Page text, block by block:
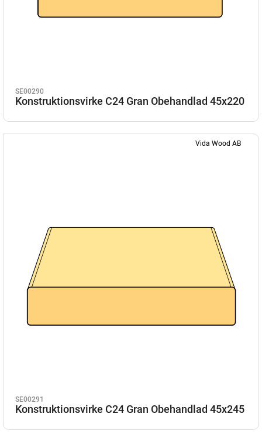
SE00290
Konstruktionsvirke C24 Gran Obehandlad 45x220
Vida Wood AB
SE00291
Konstruktionsvirke C24 Gran Obehandlad 45x245